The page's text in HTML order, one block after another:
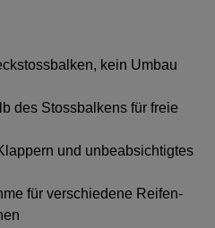
kein Umbau
des Stossbalkens für freie
und unbeabsichtigtes
für verschiedene Reifen-